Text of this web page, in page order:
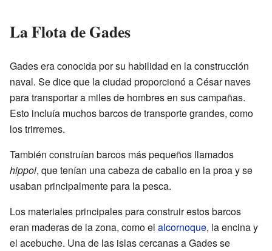
La Flota de Gades
Gades era conocida por su habilidad en la construcción
naval. Se dice que la ciudad proporcionó a César naves
para transportar a miles de hombres en sus campañas.
Esto incluía muchos barcos de transporte grandes, como
los trirremes.
También construían barcos más pequeños llamados
hippoi, que tenían una cabeza de caballo en la proa y se
usaban principalmente para la pesca.
Los materiales principales para construir estos barcos
eran maderas de la zona, como el alcornoque, la encina y
el acebuche. Una de las islas cercanas a Gades se